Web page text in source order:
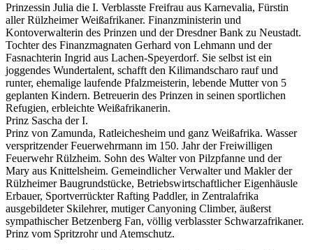
Prinzessin Julia die I. Verblasste Freifrau aus Karnevalia, Fürstin
aller Rülzheimer Weißafrikaner. Finanzministerin und
Kontoverwalterin des Prinzen und der Dresdner Bank zu Neustadt.
Tochter des Finanzmagnaten Gerhard von Lehmann und der
Fasnachterin Ingrid aus Lachen-Speyerdorf. Sie selbst ist ein
joggendes Wundertalent, schafft den Kilimandscharo rauf und
runter, ehemalige laufende Pfalzmeisterin, lebende Mutter von 5
geplanten Kindern. Betreuerin des Prinzen in seinen sportlichen
Refugien, erbleichte Weißafrikanerin.
Prinz Sascha der I.
Prinz von Zamunda, Ratleichesheim und ganz Weißafrika. Wasser
verspritzender Feuerwehrmann im 150. Jahr der Freiwilligen
Feuerwehr Rülzheim. Sohn des Walter von Pilzpfanne und der
Mary aus Knittelsheim. Gemeindlicher Verwalter und Makler der
Rülzheimer Baugrundstücke, Betriebswirtschaftlicher Eigenhäusle
Erbauer, Sportverrückter Rafting Paddler, in Zentralafrika
ausgebildeter Skilehrer, mutiger Canyoning Climber, äußerst
sympathischer Betzenberg Fan, völlig verblasster Schwarzafrikaner.
Prinz vom Spritzrohr und Atemschutz.